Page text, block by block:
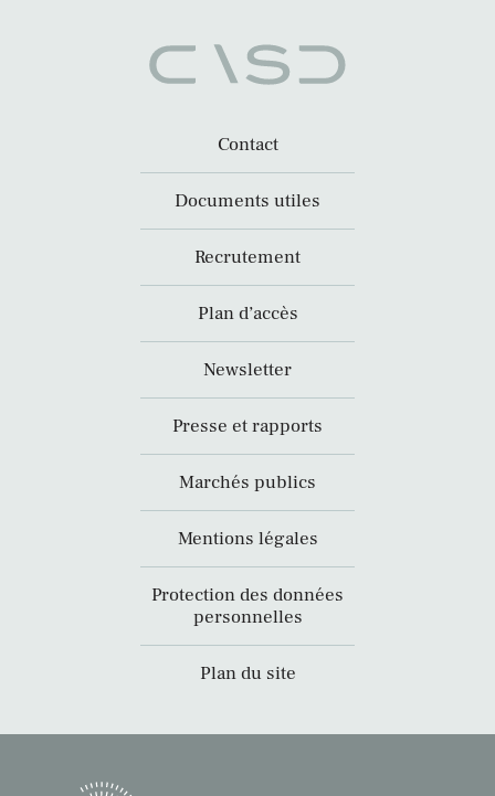
Contact
Documents utiles
Recrutement
Plan d’accès
Newsletter
Presse et rapports
Marchés publics
Mentions légales
Protection des données
personnelles
Plan du site